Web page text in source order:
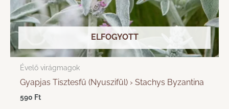
ELFOGYOTT
Évelő virágmagok
Gyapjas Tisztesfű (Nyuszifül) › Stachys Byzantina
590 Ft